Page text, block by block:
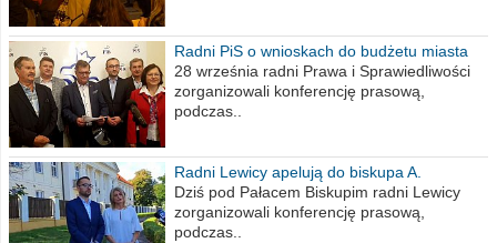
Radni PiS o wnioskach do budżetu miasta
na 2021 rok
28 września radni Prawa i Sprawiedliwości
zorganizowali konferencję prasową,
podczas..
Radni Lewicy apelują do biskupa A.
Wiesława Meringa
Dziś pod Pałacem Biskupim radni Lewicy
zorganizowali konferencję prasową,
podczas..